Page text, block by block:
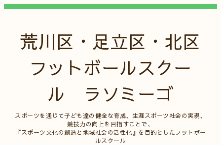
荒川区・足立区・北区
フットボールスクー
ル ラソミーゴ
スポーツを通じて子ども達の健全な育成、生涯スポーツ社会の実現、
競技力の向上を目指すことで、
『スポーツ文化の創造と地域社会の活性化』を目的としたフットボー
ルスクール